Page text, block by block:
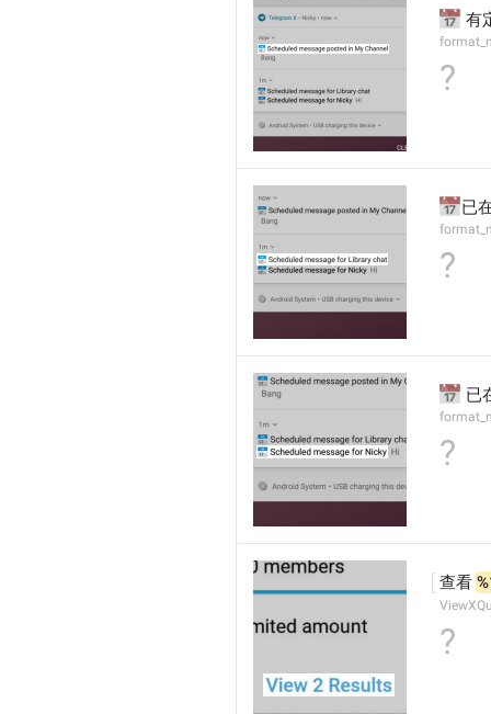
📅
有
?
📅
已
?
📅
已
?
查看
?